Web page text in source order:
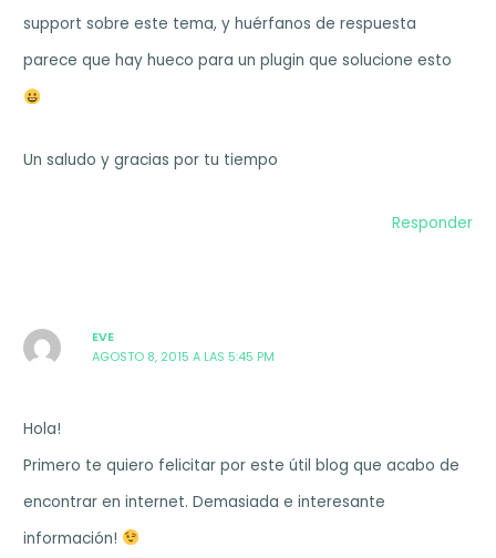
support sobre este tema, y huérfanos de respuesta
parece que hay hueco para un plugin que solucione esto
Un saludo y gracias por tu tiempo
Responder
EVE
AGOSTO 8, 2015 A LAS 5:45 PM
Hola!
Primero te quiero felicitar por este útil blog que acabo de
encontrar en internet. Demasiada e interesante
información!